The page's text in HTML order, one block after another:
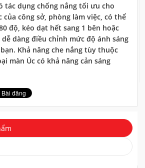
tác dụng chống nắng tối ưu cho
của công sở, phòng làm việc, có thể
độ, kéo dạt hết sang 1 bên hoặc
dàng điều chỉnh mức độ ánh sáng
Khả năng che nắng tùy thuộc
màn Úc có khả năng cản sáng